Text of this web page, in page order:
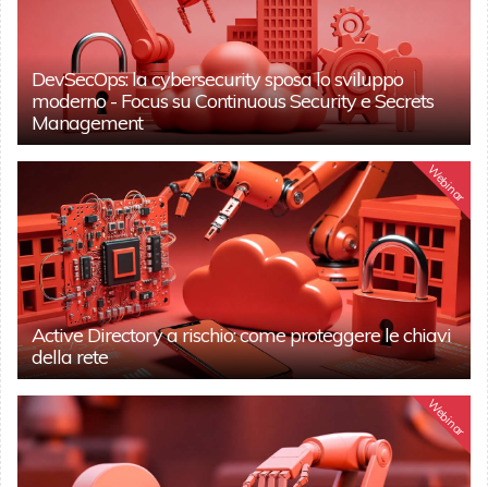
DevSecOps: la cybersecurity sposa lo sviluppo
moderno - Focus su Continuous Security e Secrets
Management
Webinar
Active Directory a rischio: come proteggere le chiavi
della rete
Webinar